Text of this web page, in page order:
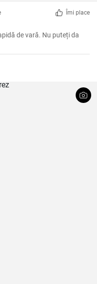
Îmi place
de vară. Nu puteți da